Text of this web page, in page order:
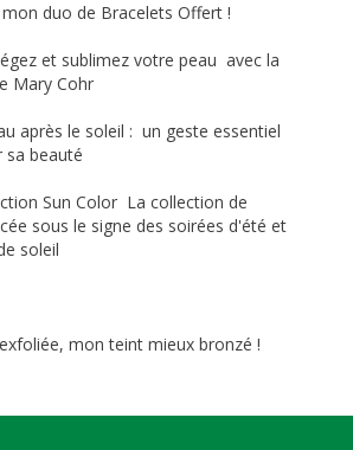
duo de Bracelets Offert !
et sublimez votre peau avec la
Mary Cohr
après le soleil : un geste essentiel
sa beauté
Sun Color La collection de
sous le signe des soirées d'été et
soleil
mon teint mieux bronzé !